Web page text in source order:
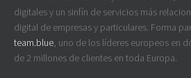
digitales y un sinfín de servicios más
digital de empresas y particulares. Forma
team.blue, uno de los líderes europeos en
de 2 millones de clientes en toda Europa.